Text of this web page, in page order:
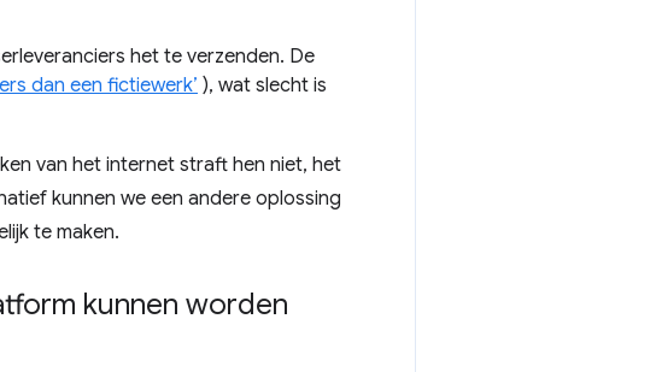
het te verzenden. De
dan een fictiewerk’ ), wat slecht is
van het internet straft hen niet, het
kunnen we een andere oplossing
te maken.
kunnen worden